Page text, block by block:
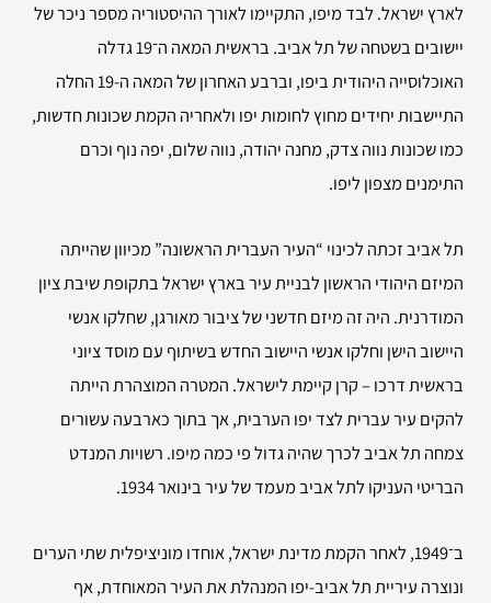
לארץ ישראל. לבד מיפו, התקיימו לאורך ההיסטוריה מספר ניכר של
יישובים בשטחה של תל אביב. בראשית המאה ה־19 גדלה
האוכלוסייה היהודית ביפו, וברבע האחרון של המאה ה-19 החלה
התיישבות יחידים מחוץ לחומות יפו ולאחריה הקמת שכונות חדשות,
כמו שכונות נווה צדק, מחנה יהודה, נווה שלום, יפה נוף וכרם
התימנים מצפון ליפו.
תל אביב זכתה לכינוי “העיר העברית הראשונה” מכיוון שהייתה
המיזם היהודי הראשון לבניית עיר בארץ ישראל בתקופת שיבת ציון
המודרנית. היה זה מיזם חדשני של ציבור מאורגן, שחלקו אנשי
היישוב הישן וחלקו אנשי היישוב החדש בשיתוף עם מוסד ציוני
בראשית דרכו – קרן קיימת לישראל. המטרה המוצהרת הייתה
להקים עיר עברית לצד יפו הערבית, אך בתוך כארבעה עשורים
צמחה תל אביב לכרך שהיה גדול פי כמה מיפו. רשויות המנדט
הבריטי העניקו לתל אביב מעמד של עיר בינואר 1934.
ב־1949, לאחר הקמת מדינת ישראל, אוחדו מוניציפלית שתי הערים
ונוצרה עיריית תל אביב-יפו המנהלת את העיר המאוחדת, אף